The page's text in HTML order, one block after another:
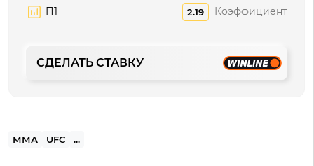
П1 2.19 Коэффициент
СДЕЛАТЬ СТАВКУ
ММА UFC ...